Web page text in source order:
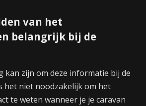
van het
belangrijk bij de
kan zijn om deze informatie bij de
het niet noodzakelijk om het
te weten wanneer je je caravan